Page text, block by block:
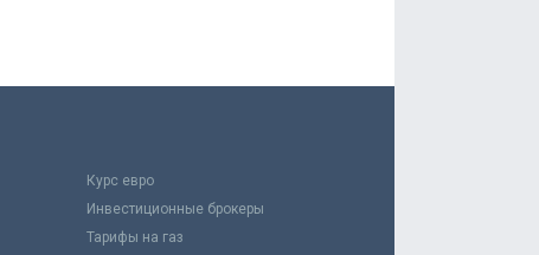
Курс евро
Инвестиционные брокеры
Тарифы на газ